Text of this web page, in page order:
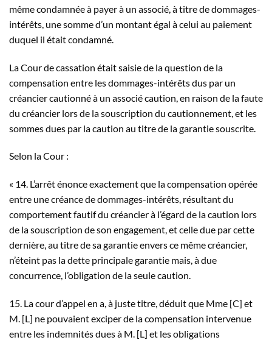
même condamnée à payer à un associé, à titre de dommages-
intérêts, une somme d’un montant égal à celui au paiement
duquel il était condamné.
La Cour de cassation était saisie de la question de la
compensation entre les dommages-intérêts dus par un
créancier cautionné à un associé caution, en raison de la faute
du créancier lors de la souscription du cautionnement, et les
sommes dues par la caution au titre de la garantie souscrite.
Selon la Cour :
« 14. L’arrêt énonce exactement que la compensation opérée
entre une créance de dommages-intérêts, résultant du
comportement fautif du créancier à l’égard de la caution lors
de la souscription de son engagement, et celle due par cette
dernière, au titre de sa garantie envers ce même créancier,
n’éteint pas la dette principale garantie mais, à due
concurrence, l’obligation de la seule caution.
15. La cour d’appel en a, à juste titre, déduit que Mme [C] et
M. [L] ne pouvaient exciper de la compensation intervenue
entre les indemnités dues à M. [L] et les obligations